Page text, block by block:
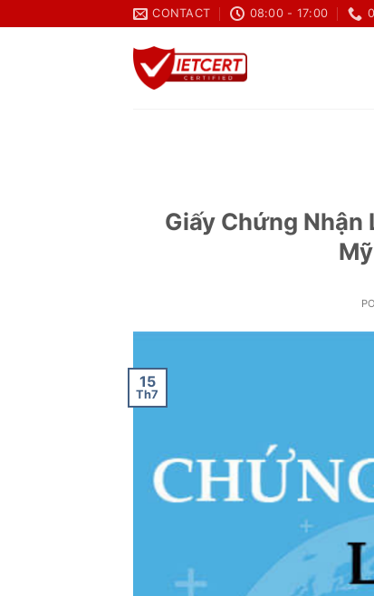
to
CONTACT 08:00 - 17:00
Giấy Chứng Nhận
15
Th7